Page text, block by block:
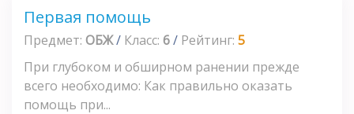
Первая помощь
Предмет: ОБЖ/ Класс: 6/ Рейтинг: 5
При глубоком и обширном ранении прежде
всего необходимо: Как правильно оказать
помощь при...